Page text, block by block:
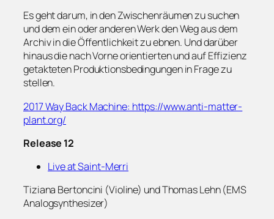
Es geht darum, in den Zwischenräumen zu suchen
und dem ein oder anderen Werk den Weg aus dem
Archiv in die Öffentlichkeit zu ebnen. Und darüber
hinaus die nach Vorne orientierten und auf Effizienz
getakteten Produktionsbedingungen in Frage zu
stellen.
2017 Way Back Machine: https://www.anti-matter-
plant.org/
Release 12
Live at Saint-Merri
Tiziana Bertoncini (Violine) und Thomas Lehn (EMS
Analogsynthesizer)